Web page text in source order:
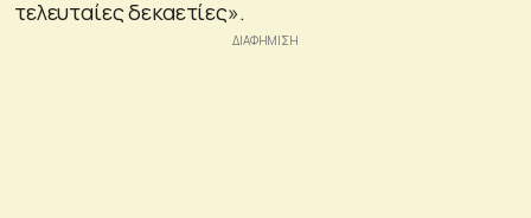
τελευταίες δεκαετίες».